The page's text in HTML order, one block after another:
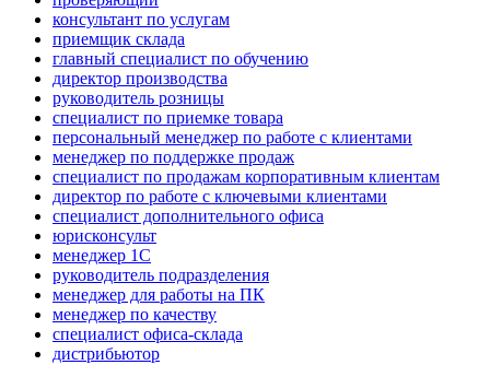
консультант по услугам
приемщик склада
главный специалист по обучению
директор производства
руководитель розницы
специалист по приемке товара
персональный менеджер по работе с клиентами
менеджер по поддержке продаж
специалист по продажам корпоративным клиентам
директор по работе с ключевыми клиентами
специалист дополнительного офиса
юрисконсульт
менеджер 1С
руководитель подразделения
менеджер для работы на ПК
менеджер по качеству
специалист офиса-склада
дистрибьютор